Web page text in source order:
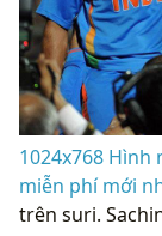
1024x768
miễn phí mới
trên suri.